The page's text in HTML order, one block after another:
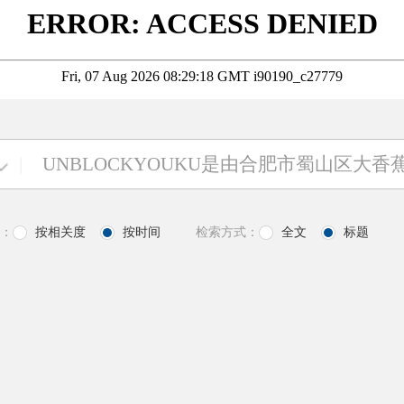
按相关度 按时间 检索方式： 全文 标题